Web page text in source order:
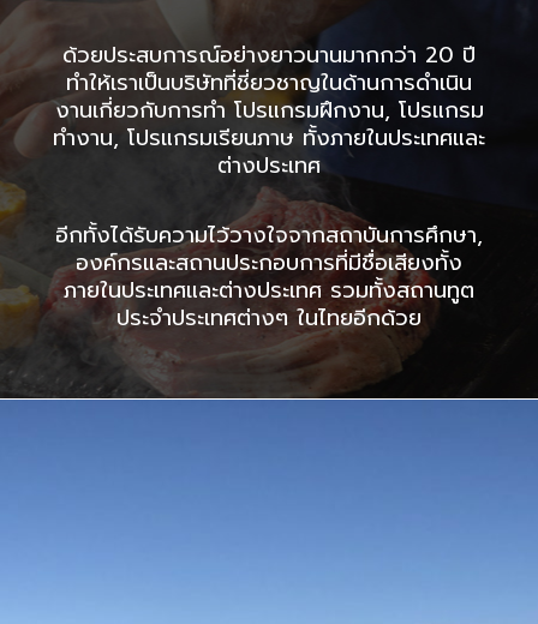
ด้วยประสบการณ์อย่างยาวนานมากกว่า 20 ปี
ทำให้เราเป็นบริษัทที่ชี่ยวชาญในด้านการดำเนิน
งานเกี่ยวกับการทำ โปรแกรมฝึกงาน, โปรแกรม
ทำงาน, โปรแกรมเรียนภาษ ทั้งภายในประเทศและ
ต่างประเทศ
อีกทั้งได้รับความไว้วางใจจากสถาบันการศึกษา,
องค์กรและสถานประกอบการที่มีชื่อเสียงทั้ง
ภายในประเทศและต่างประเทศ รวมทั้งสถานทูต
ประจำประเทศต่างๆ ในไทยอีกด้วย